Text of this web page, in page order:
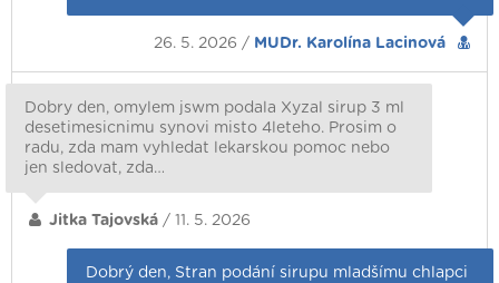
26. 5. 2026 / MUDr. Karolína Lacinová
Dobry den, omylem jswm podala Xyzal sirup 3 ml
desetimesicnimu synovi misto 4leteho. Prosim o
radu, zda mam vyhledat lekarskou pomoc nebo
jen sledovat, zda…
Jitka Tajovská / 11. 5. 2026
Dobrý den, Stran podání sirupu mladšímu chlapci